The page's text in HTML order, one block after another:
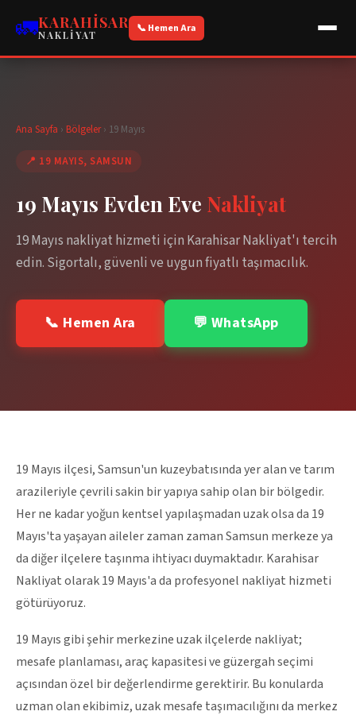
🚛KARAHISAR
NAKLIYAT
📞 Hemen Ara
Ana Sayfa › Bölgeler› 19 Mayıs
📍 19 MAYIS, SAMSUN
19 Mayıs Evden Eve Nakliyat
19 Mayıs nakliyat hizmeti için Karahisar Nakliyat'ı tercih
edin. Sigortalı, güvenli ve uygun fiyatlı taşımacılık.
📞 Hemen Ara 💬 WhatsApp
19 Mayıs ilçesi, Samsun'un kuzeybatısında yer alan ve tarım
arazileriyle çevrili sakin bir yapıya sahip olan bir bölgedir.
Her ne kadar yoğun kentsel yapılaşmadan uzak olsa da 19
Mayıs'ta yaşayan aileler zaman zaman Samsun merkeze ya
da diğer ilçelere taşınma ihtiyacı duymaktadır. Karahisar
Nakliyat olarak 19 Mayıs'a da profesyonel nakliyat hizmeti
götürüyoruz.
19 Mayıs gibi şehir merkezine uzak ilçelerde nakliyat;
mesafe planlaması, araç kapasitesi ve güzergah seçimi
açısından özel bir değerlendirme gerektirir. Bu konularda
uzman olan ekibimiz, uzak mesafe taşımacılığını da merkez